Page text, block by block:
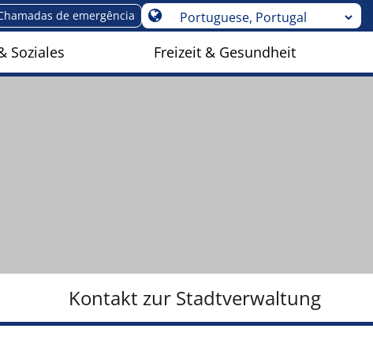
de emergência
Soziales Freizeit & Gesundheit
Kontakt zur Stadtverwaltung